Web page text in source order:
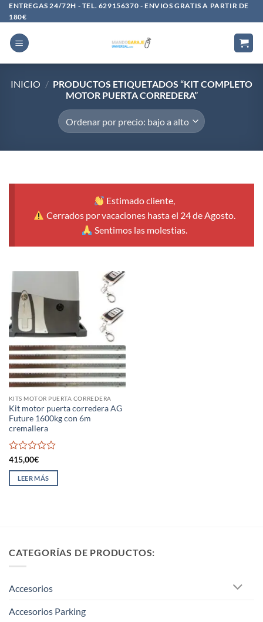
Saltar
al
contenido
ENTREGAS 24/72H - TEL. 629156370 - ENVIOS GRATIS A PARTIR DE
180€
INICIO / PRODUCTOS ETIQUETADOS “KIT COMPLETO
MOTOR PUERTA CORREDERA”
Estimado cliente,
Cerrados por vacaciones hasta el 24 de Agosto.
Sentimos las molestias.
KITS MOTOR PUERTA CORREDERA
Kit motor puerta corredera AG
Future 1600kg con 6m
cremallera
Valorado
con
de
415,00€
LEER MÁS
CATEGORÍAS DE PRODUCTOS:
Accesorios
Accesorios Parking